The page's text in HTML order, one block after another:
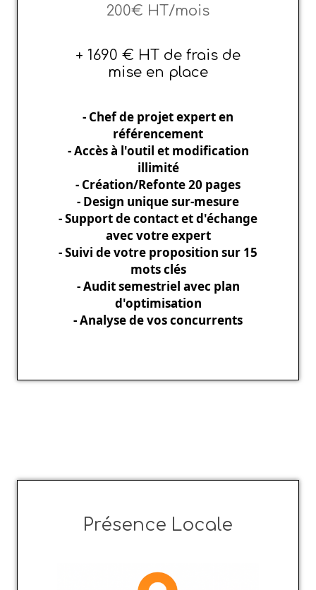
200€ HT/mois
+ 1690 € HT de frais de
mise en place
- Chef de projet expert en
référencement
- Accès à l'outil et modification
illimité
- Création/Refonte 20 pages
- Design unique sur-mesure
- Support de contact et d'échange
avec votre expert
- Suivi de votre proposition sur 15
mots clés
- Audit semestriel avec plan
d'optimisation
- Analyse de vos concurrents
Présence Locale